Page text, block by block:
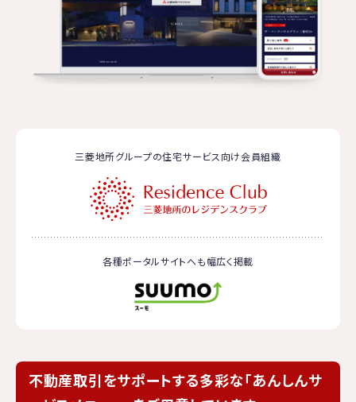
三菱地所グループの住宅サービス向け会員組織
各種ポータルサイトへも幅広く掲載
不動産取引をサポートする多彩な「あんしんサ